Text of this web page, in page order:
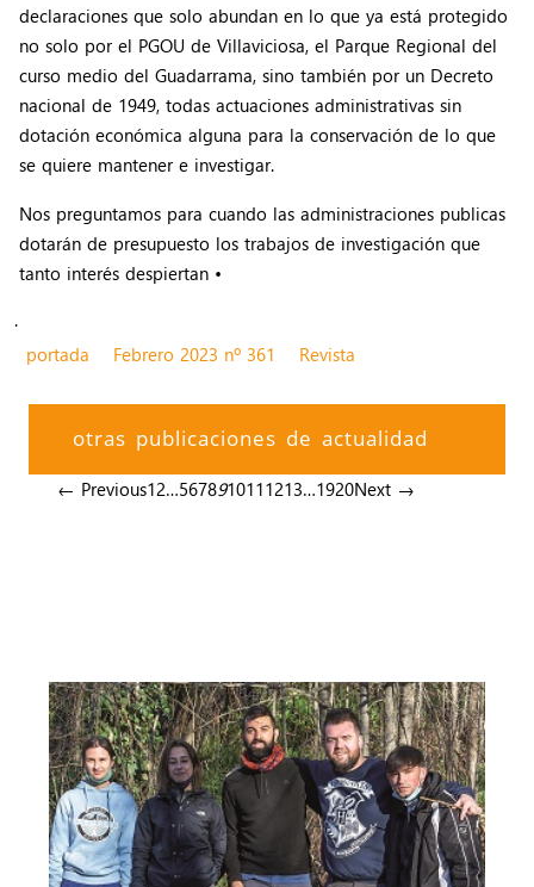
declaraciones que solo abundan en lo que ya está protegido
no solo por el PGOU de Villaviciosa, el Parque Regional del
curso medio del Guadarrama, sino también por un Decreto
nacional de 1949, todas actuaciones administrativas sin
dotación económica alguna para la conservación de lo que
se quiere mantener e investigar.
Nos preguntamos para cuando las administraciones publicas
dotarán de presupuesto los trabajos de investigación que
tanto interés despiertan •
.
portada
Febrero 2023 nº 361 Revista
otras publicaciones de actualidad
← Previous12…5678910111213…1920Next →